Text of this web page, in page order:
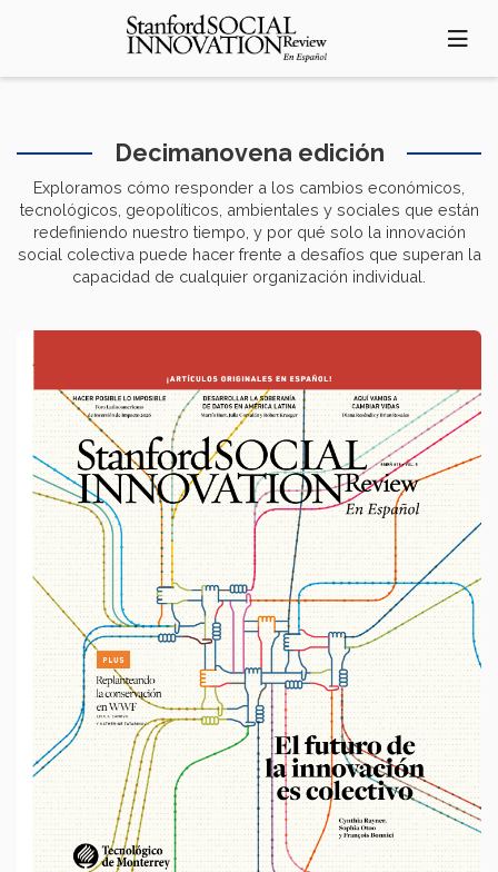
principal
Decimanovena edición
Exploramos cómo responder a los cambios económicos,
tecnológicos, geopolíticos, ambientales y sociales que están
redefiniendo nuestro tiempo, y por qué solo la innovación
social colectiva puede hacer frente a desafíos que superan la
capacidad de cualquier organización individual.